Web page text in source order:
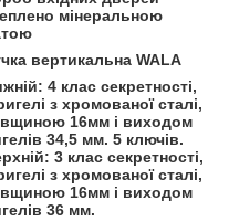
мінеральною
вертикальна WALA
4 клас секретності,
з хромованої сталі,
16мм і виходом
34,5 мм. 5 ключів.
3 клас секретності,
з хромованої сталі,
16мм і виходом
36 мм.